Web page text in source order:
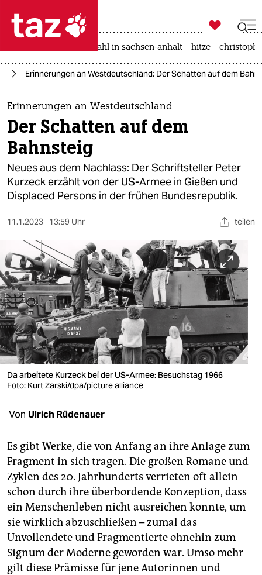
 taz zahl ich
taz zahl ich
themen
politik
öko
gesellschaft
sport
berlin
nord
wahrheit
verlag
verlag
veranstaltungen
shop
unterstützen
abo
genossenschaft
epaper login

taz zahl ich
landtagswahl in sachsen-anhalt hitze
Erinnerungen an Westdeutschland: Der Schatten auf dem
Erinnerungen an Westdeutschland
Der Schatten auf dem
Bahnsteig
Neues aus dem Nachlass: Der Schriftsteller Peter
Kurzeck erzählt von der US-Armee in Gießen und
Displaced Persons in der frühen Bundesrepublik.
11.1.2023 13:59 Uhr teilen
Da arbeitete Kurzeck bei der US-Armee: Besuchstag 1966
Foto: Kurt Zarski/dpa/picture alliance
Von Ulrich Rüdenauer
Es gibt Werke, die von Anfang an ihre Anlage zum
Fragment in sich tragen. Die großen Romane und
Zyklen des 20. Jahrhunderts verrieten oft allein
schon durch ihre überbordende Konzeption, dass
ein Menschenleben nicht ausreichen konnte, um
sie wirklich abzuschließen – zumal das
Unvollendete und Fragmentierte ohnehin zum
Signum der Moderne geworden war. Umso mehr
gilt diese Prämisse für jene Autorinnen und